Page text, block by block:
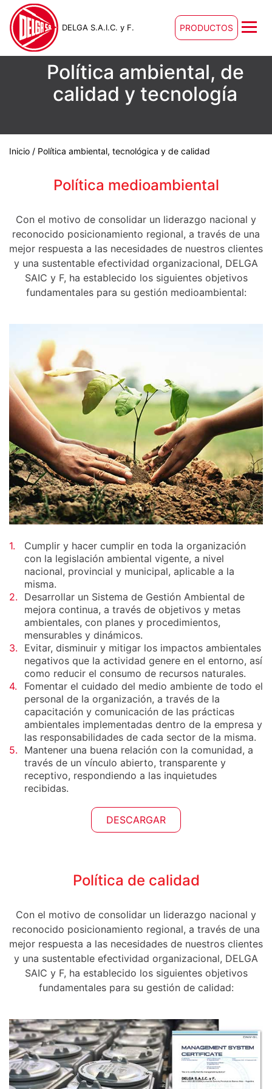
DELGA S.A.I.C. y F. PRODUCTOS
Política ambiental, de
calidad y tecnología
Inicio / Política ambiental, tecnológica y de calidad
Política medioambiental
Con el motivo de consolidar un liderazgo nacional y
reconocido posicionamiento regional, a través de una
mejor respuesta a las necesidades de nuestros clientes
y una sustentable efectividad organizacional, DELGA
SAIC y F, ha establecido los siguientes objetivos
fundamentales para su gestión medioambiental:
1.
Cumplir y hacer cumplir en toda la organización
con la legislación ambiental vigente, a nivel
nacional, provincial y municipal, aplicable a la
misma.
2.
Desarrollar un Sistema de Gestión Ambiental de
mejora continua, a través de objetivos y metas
ambientales, con planes y procedimientos,
mensurables y dinámicos.
3.
Evitar, disminuir y mitigar los impactos ambientales
negativos que la actividad genere en el entorno, así
como reducir el consumo de recursos naturales.
4.
Fomentar el cuidado del medio ambiente de todo el
personal de la organización, a través de la
capacitación y comunicación de las prácticas
ambientales implementadas dentro de la empresa y
las responsabilidades de cada sector de la misma.
5.
Mantener una buena relación con la comunidad, a
través de un vínculo abierto, transparente y
receptivo, respondiendo a las inquietudes
recibidas.
DESCARGAR
Política de calidad
Con el motivo de consolidar un liderazgo nacional y
reconocido posicionamiento regional, a través de una
mejor respuesta a las necesidades de nuestros clientes
y una sustentable efectividad organizacional, DELGA
SAIC y F, ha establecido los siguientes objetivos
fundamentales para su gestión de calidad: